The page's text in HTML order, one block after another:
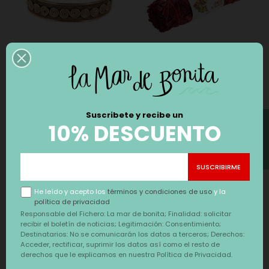
PULSERA DE COBRE
PUJA
ATADO SANGRE DE
DRAGÓN EL RITUAL DEL
Responsable del Fichero: La mar de bonita; Finalidad: solicitar
recibir el boletín de noticias; Legitimación: Consentimiento;
Destinatarios: No se comunicarán los datos a terceros; Derechos:
Acceder, rectificar, suprimir los datos así como el resto de
derechos que le explicamos en nuestra Política de Privacidad.
He leído y acepto lostérminos y condiciones de usoy la
política de privacidad
10% DESCUENTO
Suscribete y recibe un